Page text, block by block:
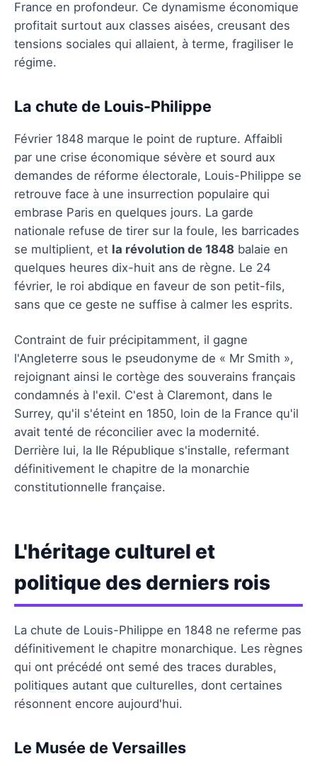
France en profondeur. Ce dynamisme économique
profitait surtout aux classes aisées, creusant des
tensions sociales qui allaient, à terme, fragiliser le
régime.
La chute de Louis-Philippe
Février 1848 marque le point de rupture. Affaibli
par une crise économique sévère et sourd aux
demandes de réforme électorale, Louis-Philippe se
retrouve face à une insurrection populaire qui
embrase Paris en quelques jours. La garde
nationale refuse de tirer sur la foule, les barricades
se multiplient, et la révolution de 1848 balaie en
quelques heures dix-huit ans de règne. Le 24
février, le roi abdique en faveur de son petit-fils,
sans que ce geste ne suffise à calmer les esprits.
Contraint de fuir précipitamment, il gagne
l'Angleterre sous le pseudonyme de « Mr Smith »,
rejoignant ainsi le cortège des souverains français
condamnés à l'exil. C'est à Claremont, dans le
Surrey, qu'il s'éteint en 1850, loin de la France qu'il
avait tenté de réconcilier avec la modernité.
Derrière lui, la IIe République s'installe, refermant
définitivement le chapitre de la monarchie
constitutionnelle française.
L'héritage culturel et
politique des derniers rois
La chute de Louis-Philippe en 1848 ne referme pas
définitivement le chapitre monarchique. Les règnes
qui ont précédé ont semé des traces durables,
politiques autant que culturelles, dont certaines
résonnent encore aujourd'hui.
Le Musée de Versailles